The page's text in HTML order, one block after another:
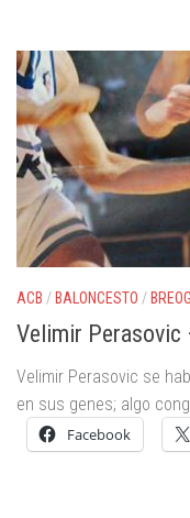
ACB / BALONCESTO /
Velimir Perasovic
Velimir Perasovic se
en sus genes; algo
Facebook